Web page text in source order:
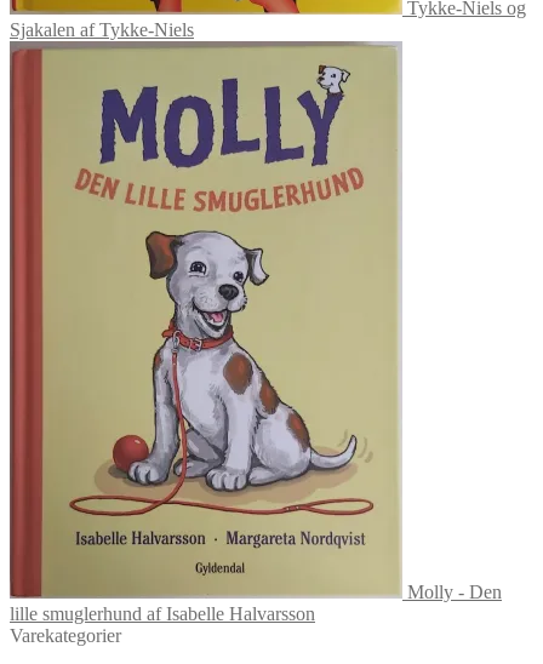
Tykke-Niels og
Sjakalen af Tykke-Niels
Molly - Den
lille smuglerhund af Isabelle Halvarsson
Varekategorier